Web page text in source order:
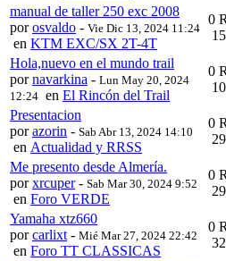
manual de taller 250 exc 2008
porosvaldo - Vie Dic 13, 2024 11:24
en KTM EXC/SX 2T-4T
0
Hola,nuevo en el mundo trail
pornavarkina - Lun May 20, 2024
12:24 en El Rincón del Trail
0
Presentacion
porazorin - Sab Abr 13, 2024 14:10
en Actualidad y RRSS
0
Me presento desde Almería.
porxrcuper- Sab Mar 30, 2024 9:52
en Foro VERDE
0
Yamaha xtz660
porcarlixt - Mié Mar 27, 2024 22:42
en Foro TT CLASSICAS
0